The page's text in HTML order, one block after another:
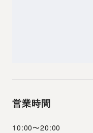
営業時間
10:00〜20:00